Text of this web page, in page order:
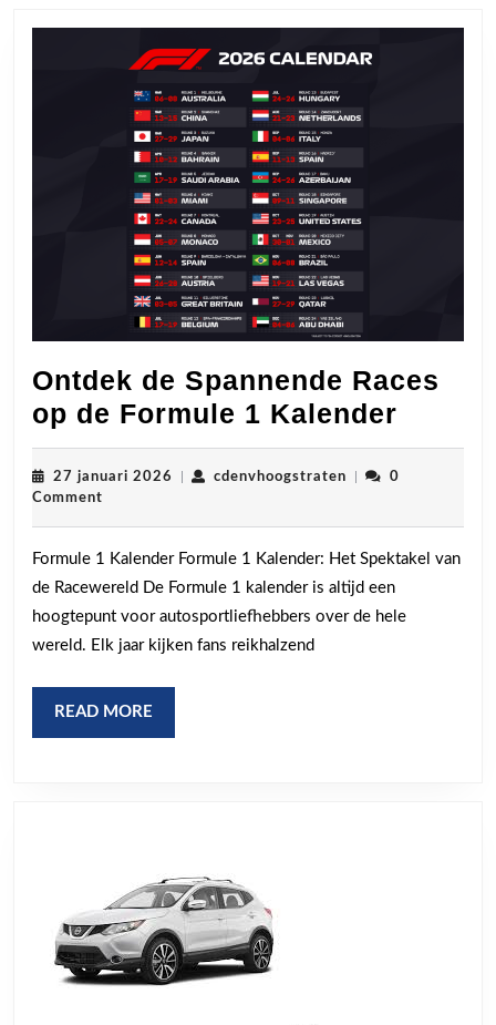
Ontdek de Spannende Races
op de Formule 1 Kalender
de
op
27 januari 2026 27
cdenvhoogstratencdenvhoogstraten
0
Comment
Formule 1 Kalender Formule 1 Kalender: Het Spektakel van
de Racewereld De Formule 1 kalender is altijd een
hoogtepunt voor autosportliefhebbers over de hele
wereld. Elk jaar kijken fans reikhalzend
READ MORE
MORE